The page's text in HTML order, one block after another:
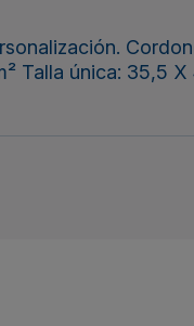
Talla única: 35,5 X